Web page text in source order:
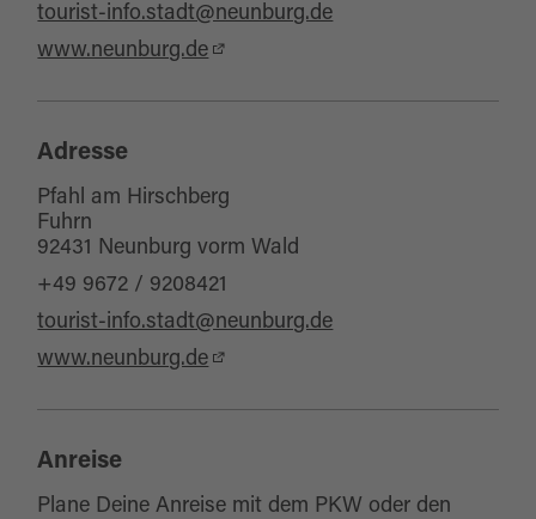
tourist-info.stadt@neunburg.de
www.neunburg.de
Adresse
Pfahl am Hirschberg
Fuhrn
92431 Neunburg vorm Wald
+49 9672 / 9208421
tourist-info.stadt@neunburg.de
www.neunburg.de
Anreise
Plane Deine Anreise mit dem PKW oder den